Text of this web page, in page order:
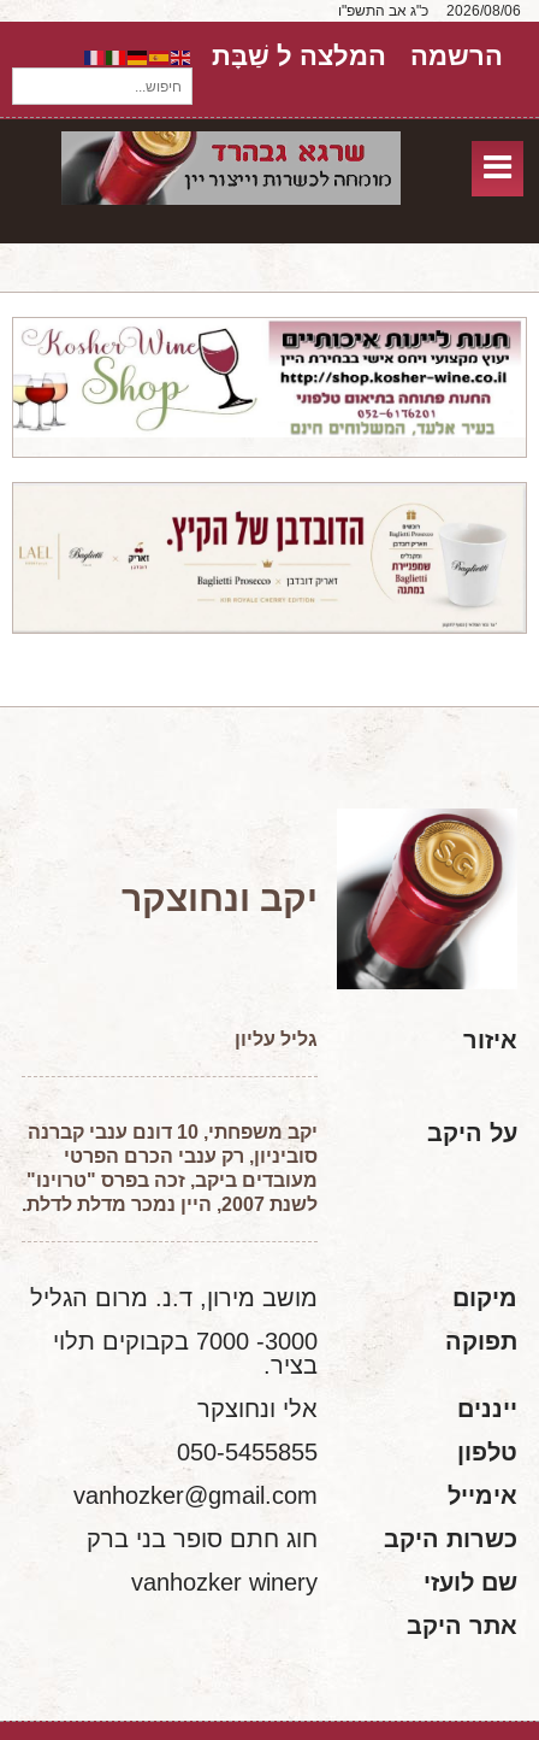
כ"ג אב התשפ"ו
חיפוש...
הרשמה המלצה ל שַׁבָּת
אודות
שירותים
יקבים
מאמרים
טורים על יקבים
מאמרים מקצועיים
מאמרים הלכתיים
המלצות יין לְ שַׁבָּת
חדשות ועדכונים
צור קשר
יקב ונחוצקר
איזור גליל עליון
על היקב
יקב משפחתי, 10 דונם ענבי קברנה
סוביניון, רק ענבי הכרם הפרטי
מעובדים ביקב, זכה בפרס "טרוינו"
לשנת 2007, היין נמכר מדלת לדלת.
מיקום
מושב מירון, ד.נ. מרום הגליל
תפוקה
3000- 7000 בקבוקים תלוי
בציר.
ייננים
אלי ונחוצקר
טלפון
050-5455855
אימייל
vanhozker@gmail.com
כשרות היקב
חוג חתם סופר בני ברק
שם לועזי
vanhozker winery
אתר היקב